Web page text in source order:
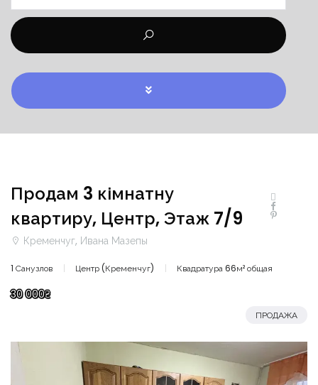
Продам 3 кімнатну
квартиру, Центр, Этаж 7/9
Кременчуг, Ивана Мазепы
1 Санузлов Центр (Кременчуг) Квадратура 66м² общая
30 000₴
ПРОДАЖА